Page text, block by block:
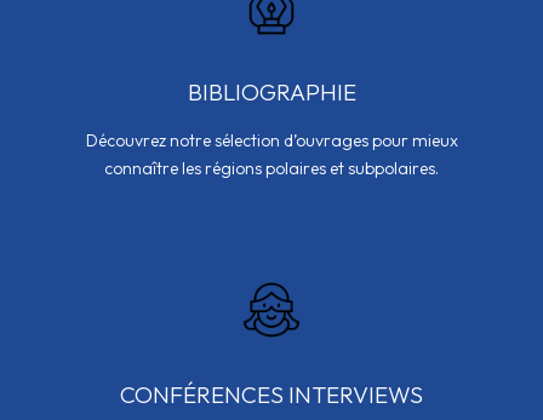
BIBLIOGRAPHIE
Découvrez notre sélection d’ouvrages pour mieux
connaître les régions polaires et subpolaires.
CONFÉRENCES INTERVIEWS